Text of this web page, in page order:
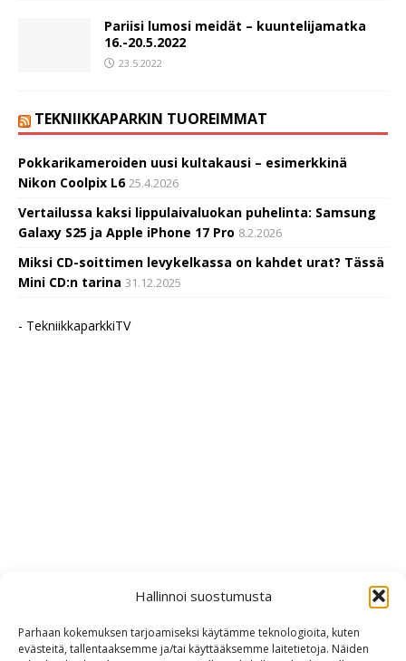
Hallinnoi suostumusta
Parhaan kokemuksen tarjoamiseksi käytämme teknologioita, kuten
evästeitä, tallentaaksemme ja/tai käyttääksemme laitetietoja. Näiden
Pariisi lumosi meidät – kuuntelijamatka
16.-20.5.2022
23.5.2022
TEKNIIKKAPARKIN TUOREIMMAT
Pokkarikameroiden uusi kultakausi – esimerkkinä
Nikon Coolpix L6 25.4.2026
Vertailussa kaksi lippulaivaluokan puhelinta: Samsung
Galaxy S25 ja Apple iPhone 17 Pro 8.2.2026
Miksi CD-soittimen levykelkassa on kahdet urat? Tässä
Mini CD:n tarina 31.12.2025
- TekniikkaparkkiTV